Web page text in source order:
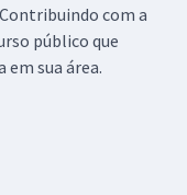
com a
público que
sua área.